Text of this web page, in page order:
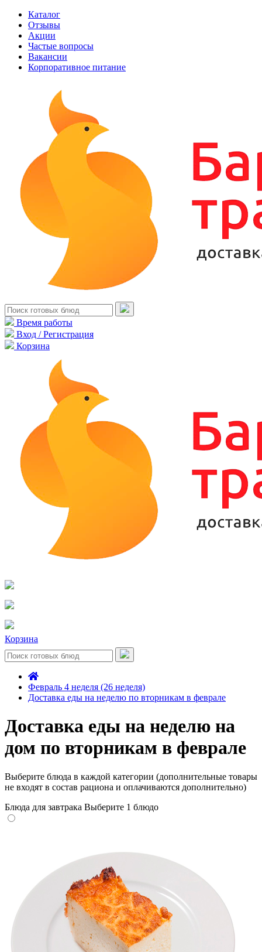
Каталог
Отзывы
Акции
Частые вопросы
Вакансии
Корпоративное питание
Время работы
Вход / Регистрация
Корзина
Корзина
Февраль 4 неделя (26 неделя)
Доставка еды на неделю по вторникам в феврале
Доставка еды на неделю на
дом по вторникам в феврале
Выберите блюда в каждой категории (дополнительные товары
не входят в состав рациона и оплачиваются дополнительно)
Блюда для завтрака Выберите 1 блюдо